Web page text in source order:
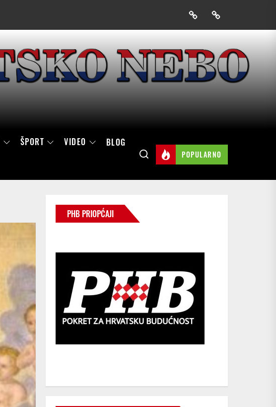
PrijavakSkini
mobilnu
Hrvatskog
neba
ŠPORT VIDEO BLOG
POPULARNO
PHB PRIOPĆAJI